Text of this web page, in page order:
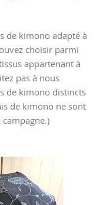
de kimono adapté à
choisir parmi
appartenant à
pas à nous
de kimono distincts
de kimono ne sont